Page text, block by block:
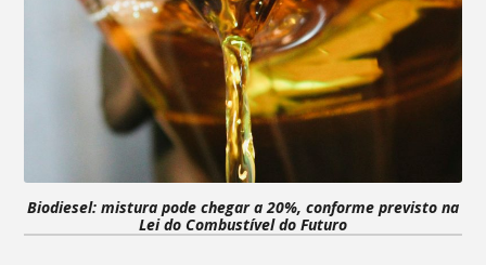
Biodiesel: mistura pode chegar a 20%, conforme previsto na
Lei do Combustível do Futuro